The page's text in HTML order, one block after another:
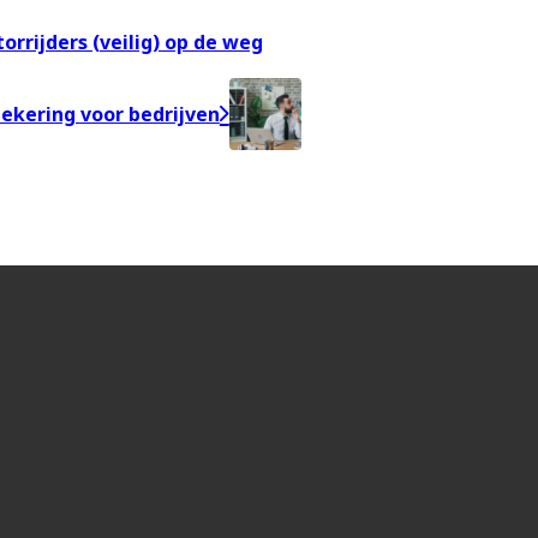
(veilig) op de weg
voor bedrijven